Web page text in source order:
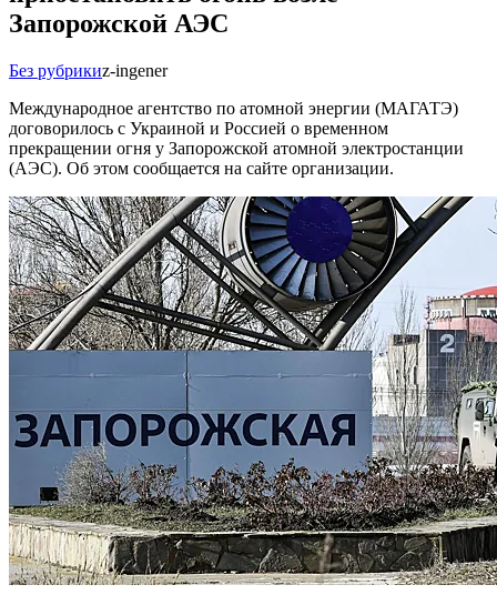
Запорожской АЭС
Без рубрикиz-ingener
Международное агентство по атомной энергии (МАГАТЭ)
договорилось с Украиной и Россией о временном
прекращении огня у Запорожской атомной электростанции
(АЭС). Об этом сообщается на сайте организации.